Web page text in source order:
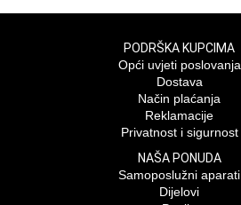
PODRŠKA KUPCIMA
Opći uvjeti poslovanja
Dostava
Način plaćanja
Reklamacije
Privatnost i sigurnost
NAŠA PONUDA
Samoposlužni aparati
Dijelovi